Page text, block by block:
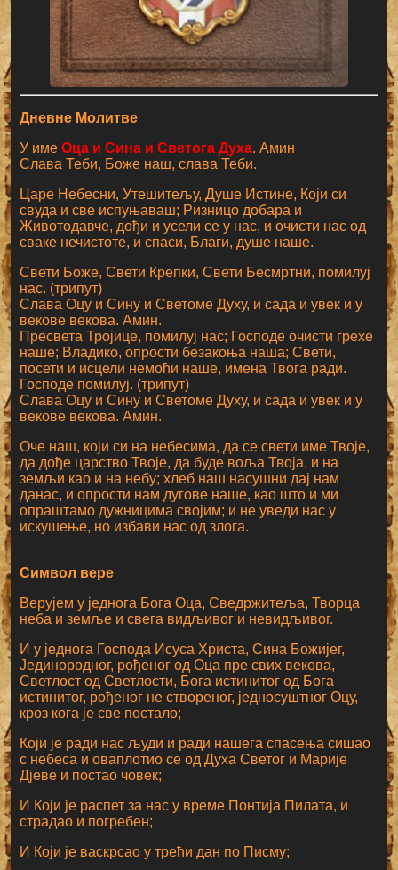
Дневне Молитве
У имеОца и Сина и Светога Духа. Амин
Слава Теби, Боже наш, слава Теби.
Царе Небесни, Утешитељу, Душе Истине, Који си
свуда и све испуњаваш; Ризницо добара и
Животодавче, дођи и усели се у нас, и очисти нас од
сваке нечистоте, и спаси, Благи, душе наше.
Свети Боже, Свети Крепки, Свети Бесмртни, помилуј
нас. (трипут)
Слава Оцу и Сину и Светоме Духу, и сада и увек и у
векове векова. Амин.
Пресвета Тројице, помилуј нас; Господе очисти грехе
наше; Владико, опрости безакоња наша; Свети,
посети и исцели немоћи наше, имена Твога ради.
Господе помилуј. (трипут)
Слава Оцу и Сину и Светоме Духу, и сада и увек и у
векове векова. Амин.
Оче наш, који си на небесима, да се свети име Твоје,
да дође царство Твоје, да буде воља Твоја, и на
земљи као и на небу; хлеб наш насушни дај нам
данас, и опрости нам дугове наше, као што и ми
опраштамо дужницима својим; и не уведи нас у
искушење, но избави нас од злога.
Символ вере
Верујем у једнога Бога Оца, Сведржитеља, Творца
неба и земље и свега видљивог и невидљивог.
И у једнога Господа Исуса Христа, Сина Божијег,
Јединородног, рођеног од Оца пре свих векова,
Светлост од Светлости, Бога истинитог од Бога
истинитог, рођеног не створеног, једносуштног Оцу,
кроз кога је све постало;
Који је ради нас људи и ради нашега спасења сишао
с небеса и оваплотио се од Духа Светог и Марије
Дјеве и постао човек;
И Који је распет за нас у време Понтија Пилата, и
страдао и погребен;
И Који је васкрсао у трећи дан по Писму;